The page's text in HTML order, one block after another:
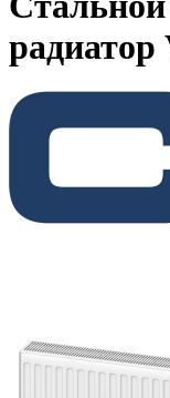
радиатор